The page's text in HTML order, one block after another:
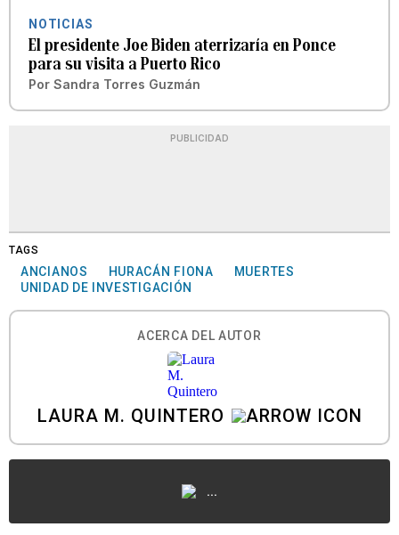
NOTICIAS
El presidente Joe Biden aterrizaría en Ponce
para su visita a Puerto Rico
Por Sandra Torres Guzmán
PUBLICIDAD
TAGS
ANCIANOS HURACÁN FIONA
MUERTES
UNIDAD DE INVESTIGACIÓN
ACERCA DEL AUTOR
LAURA M. QUINTERO
...